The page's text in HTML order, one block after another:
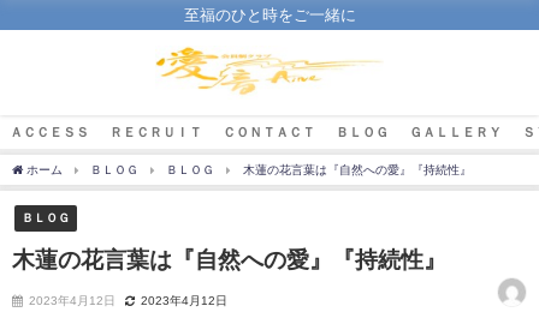
至福のひと時をご一緒に
ＡＣＣＥＳＳ ＲＥＣＲＵＩＴ ＣＯＮＴＡＣＴ ＢＬＯＧ ＧＡＬＬＥＲＹ
ホーム ＢＬＯＧ ＢＬＯＧ 木蓮の花言葉は『自然への愛』『持続性』
ＢＬＯＧ
木蓮の花言葉は『自然への愛』『持続性』
2023年4月12日 2023年4月12日